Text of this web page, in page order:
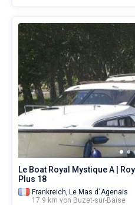
Le Boat Royal Mystique A |
Plus 18
Frankreich, Le Mas d´Agenais
17.9 km von Buzet-sur-Baïse